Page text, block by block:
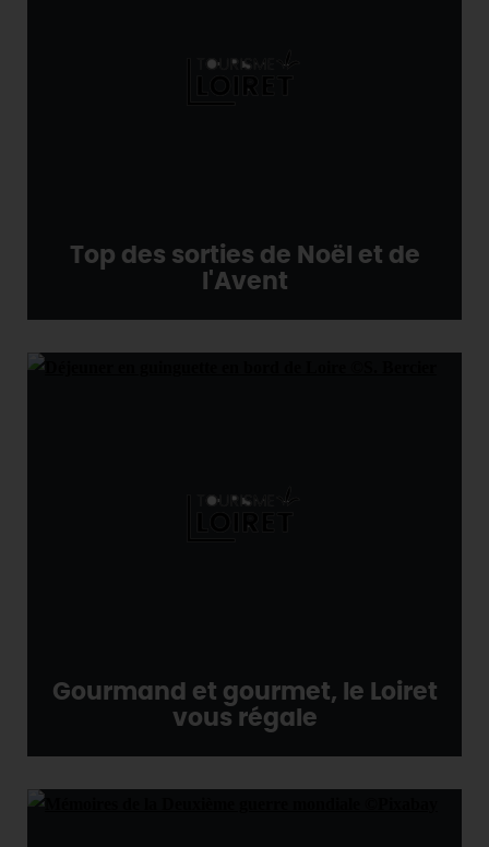
Top des sorties de Noël et de
l'Avent
Gourmand et gourmet, le Loiret
vous régale